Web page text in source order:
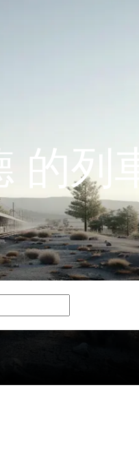
列車